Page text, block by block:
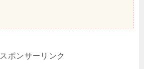
スポンサーリンク